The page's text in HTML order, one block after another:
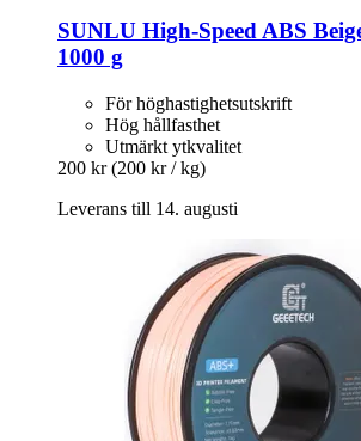
SUNLU High-​Speed ABS
1000 g
För höghastighetsutskrift
Hög hållfasthet
Utmärkt ytkvalitet
200 kr (200 kr / kg)
Leverans till 14. augusti